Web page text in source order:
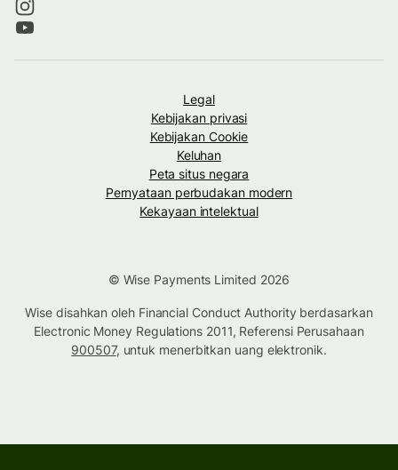
Legal
Kebijakan privasi
Kebijakan Cookie
Keluhan
Peta situs negara
Pernyataan perbudakan modern
Kekayaan intelektual
© Wise Payments Limited 2026
Wise disahkan oleh Financial Conduct Authority berdasarkan
Electronic Money Regulations 2011, Referensi Perusahaan
900507, untuk menerbitkan uang elektronik.